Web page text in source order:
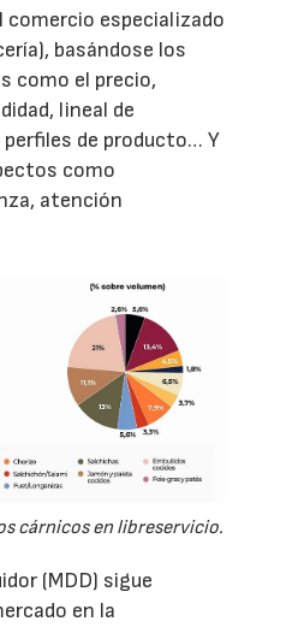
especializado
basándose los
como el precio,
lineal de
de producto… Y
como
atención
cárnicos en libreservicio.
(MDD) sigue
en la